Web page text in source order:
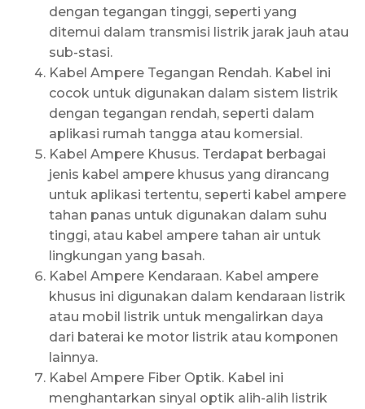
dengan tegangan tinggi, seperti yang
ditemui dalam transmisi listrik jarak jauh atau
sub-stasi.
Kabel Ampere Tegangan Rendah. Kabel ini
cocok untuk digunakan dalam sistem listrik
dengan tegangan rendah, seperti dalam
aplikasi rumah tangga atau komersial.
Kabel Ampere Khusus. Terdapat berbagai
jenis kabel ampere khusus yang dirancang
untuk aplikasi tertentu, seperti kabel ampere
tahan panas untuk digunakan dalam suhu
tinggi, atau kabel ampere tahan air untuk
lingkungan yang basah.
Kabel Ampere Kendaraan. Kabel ampere
khusus ini digunakan dalam kendaraan listrik
atau mobil listrik untuk mengalirkan daya
dari baterai ke motor listrik atau komponen
lainnya.
Kabel Ampere Fiber Optik. Kabel ini
menghantarkan sinyal optik alih-alih listrik